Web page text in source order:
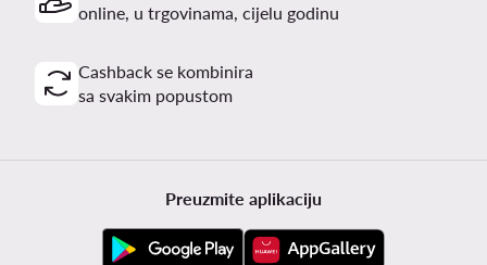
online, u trgovinama, cijelu godinu
Cashback se kombinira
sa svakim popustom
Preuzmite aplikaciju